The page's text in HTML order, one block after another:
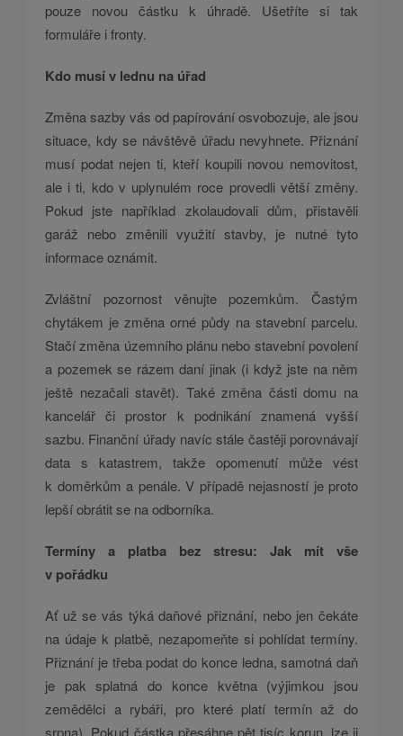
pouze novou částku k úhradě. Ušetříte si tak
formuláře i fronty.
Kdo musí v lednu na úřad
Změna sazby vás od papírování osvobozuje, ale jsou
situace, kdy se návštěvě úřadu nevyhnete. Přiznání
musí podat nejen ti, kteří koupili novou nemovitost,
ale i ti, kdo v uplynulém roce provedli větší změny.
Pokud jste například zkolaudovali dům, přistavěli
garáž nebo změnili využití stavby, je nutné tyto
informace oznámit.
Zvláštní pozornost věnujte pozemkům. Častým
chytákem je změna orné půdy na stavební parcelu.
Stačí změna územního plánu nebo stavební povolení
a pozemek se rázem daní jinak (i když jste na něm
ještě nezačali stavět). Také změna části domu na
kancelář či prostor k podnikání znamená vyšší
sazbu. Finanční úřady navíc stále častěji porovnávají
data s katastrem, takže opomenutí může vést
k doměrkům a penále. V případě nejasností je proto
lepší obrátit se na odborníka.
Termíny a platba bez stresu: Jak mít vše
v pořádku
Ať už se vás týká daňové přiznání, nebo jen čekáte
na údaje k platbě, nezapomeňte si pohlídat termíny.
Přiznání je třeba podat do konce ledna, samotná daň
je pak splatná do konce května (výjimkou jsou
zemědělci a rybáři, pro které platí termín až do
srpna). Pokud částka přesáhne pět tisíc korun, lze ji